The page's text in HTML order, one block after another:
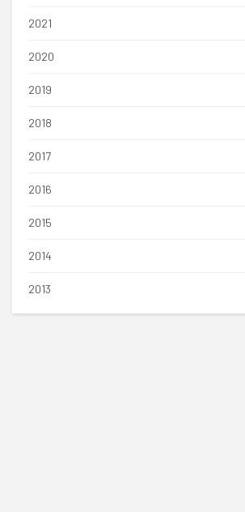
2021
2020
2019
2018
2017
2016
2015
2014
2013